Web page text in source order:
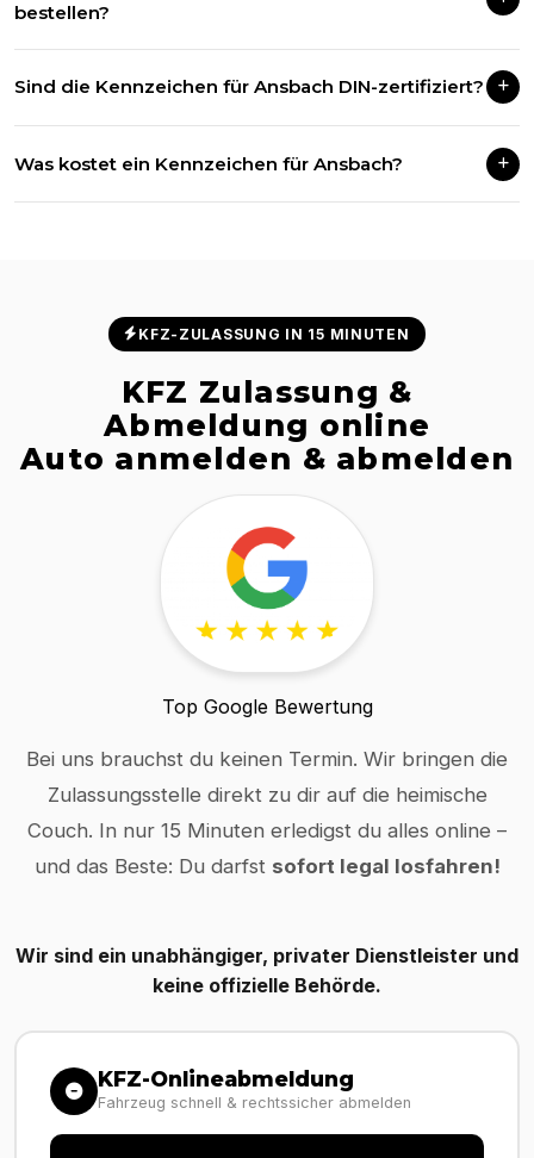
bestellen?
Zulassungsbezirke, inklusive Ansbach, per DHL in 1–3
Werktagen.
Sind die Kennzeichen für Ansbach DIN-zertifiziert?
gültigen DIN-Norm und sind für alle deutschen
Zulassungsstellen zugelassen.
Was kostet ein Kennzeichen für Ansbach?
KFZ-ZULASSUNG IN 15 MINUTEN
KFZ Zulassung &
Abmeldung online
Auto anmelden & abmelden
Top Google Bewertung
Bei uns brauchst du keinen Termin. Wir bringen die
Zulassungsstelle direkt zu dir auf die heimische
Couch. In nur 15 Minuten erledigst du alles online –
und das Beste: Du darfst sofort legal losfahren!
Wir sind ein unabhängiger, privater Dienstleister und
keine offizielle Behörde.
KFZ-Onlineabmeldung
Fahrzeug schnell & rechtssicher abmelden